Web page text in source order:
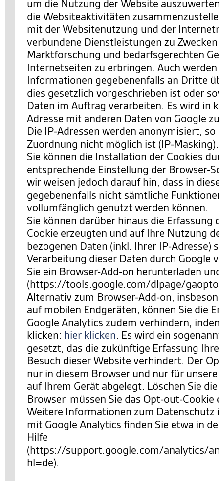
um die Nutzung der Website
die Websiteaktivitäten
mit der Websitenutzung und der
verbundene Dienstleistungen zu
Marktforschung und bedarfsgerechten
Internetseiten zu erbringen. Auch werden
Informationen gegebenenfalls an Dritte
dies gesetzlich vorgeschrieben ist oder
Daten im Auftrag verarbeiten. Es wird in
Adresse mit anderen Daten von Google
Die IP-Adressen werden anonymisiert, so
Zuordnung nicht möglich ist (IP-Masking).
Sie können die Installation der Cookies
entsprechende Einstellung der Browser-
wir weisen jedoch darauf hin, dass in
gegebenenfalls nicht sämtliche
vollumfänglich genutzt werden können.
Sie können darüber hinaus die Erfassung
Cookie erzeugten und auf Ihre Nutzung
bezogenen Daten (inkl. Ihrer IP-Adresse)
Verarbeitung dieser Daten durch Google
Sie ein Browser-Add-on herunterladen
(https://tools.google.com/dlpage/
Alternativ zum Browser-Add-on,
auf mobilen Endgeräten, können Sie die
Google Analytics zudem verhindern,
klicken: hier klicken. Es wird ein
gesetzt, das die zukünftige Erfassung
Besuch dieser Website verhindert. Der
nur in diesem Browser und nur für
auf Ihrem Gerät abgelegt. Löschen Sie
Browser, müssen Sie das Opt-out-Cookie
Weitere Informationen zum Datenschutz
mit Google Analytics finden Sie etwa in
Hilfe
(https://support.google.com/analytics/
hl=de).